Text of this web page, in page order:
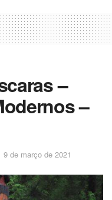
–
–
9 de março de 2021